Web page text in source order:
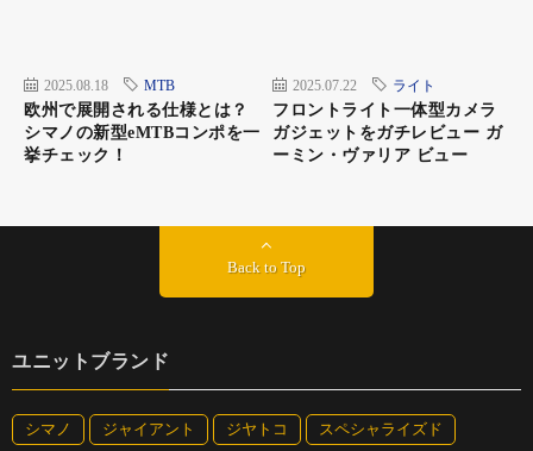
2025.08.18 MTB
欧州で展開される仕様とは？
シマノの新型eMTBコンポを一
挙チェック！
2025.07.22 ライト
フロントライト一体型カメラ
ガジェットをガチレビュー ガ
ーミン・ヴァリア ビュー
Back to Top
ユニットブランド
シマノ ジャイアント ジヤトコ スペシャライズド